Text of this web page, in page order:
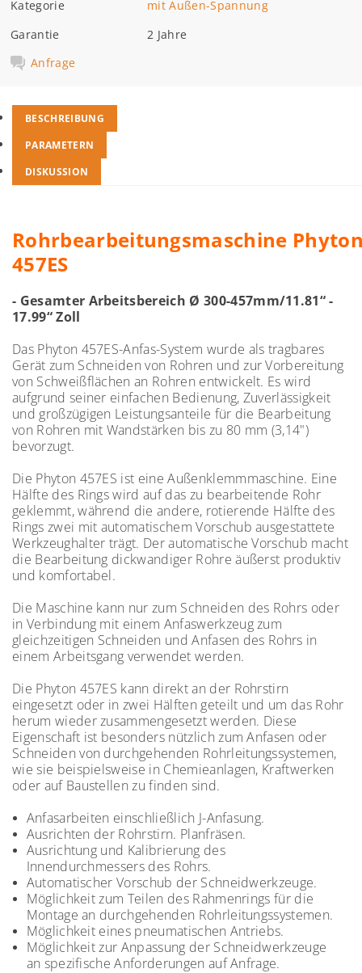
Kategorie
mit Außen-Spannung
Garantie
2 Jahre
Anfrage
BESCHREIBUNG
PARAMETERN
DISKUSSION
Rohrbearbeitungsmaschine
457ES
- Gesamter Arbeitsbereich Ø 300-457mm/11.81“ -
17.99“ Zoll
Das Phyton 457ES-Anfas-System wurde als tragbares
Gerät zum Schneiden von Rohren und zur Vorbereitung
von Schweißflächen an Rohren entwickelt. Es wird
aufgrund seiner einfachen Bedienung, Zuverlässigkeit
und großzügigen Leistungsanteile für die Bearbeitung
von Rohren mit Wandstärken bis zu 80 mm (3,14")
bevorzugt.
Die Phyton 457ES ist eine Außenklemmmaschine. Eine
Hälfte des Rings wird auf das zu bearbeitende Rohr
geklemmt, während die andere, rotierende Hälfte des
Rings zwei mit automatischem Vorschub ausgestattete
Werkzeughalter trägt. Der automatische Vorschub macht
die Bearbeitung dickwandiger Rohre äußerst produktiv
und komfortabel.
Die Maschine kann nur zum Schneiden des Rohrs oder
in Verbindung mit einem Anfaswerkzeug zum
gleichzeitigen Schneiden und Anfasen des Rohrs in
einem Arbeitsgang verwendet werden.
Die Phyton 457ES kann direkt an der Rohrstirn
eingesetzt oder in zwei Hälften geteilt und um das Rohr
herum wieder zusammengesetzt werden. Diese
Eigenschaft ist besonders nützlich zum Anfasen oder
Schneiden von durchgehenden Rohrleitungssystemen,
wie sie beispielsweise in Chemieanlagen, Kraftwerken
oder auf Baustellen zu finden sind.
Anfasarbeiten einschließlich J-Anfasung.
Ausrichten der Rohrstirn. Planfräsen.
Ausrichtung und Kalibrierung des
Innendurchmessers des Rohrs.
Automatischer Vorschub der Schneidwerkzeuge.
Möglichkeit zum Teilen des Rahmenrings für die
Montage an durchgehenden Rohrleitungssystemen.
Möglichkeit eines pneumatischen Antriebs.
Möglichkeit zur Anpassung der Schneidwerkzeuge
an spezifische Anforderungen auf Anfrage.